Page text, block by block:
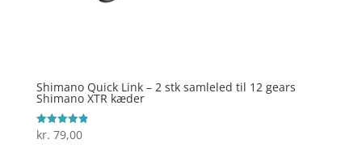
Shimano Quick Link – 2 stk samleled til 12 gears
Shimano XTR kæder
Vurderet
4.9
kr. 79,00